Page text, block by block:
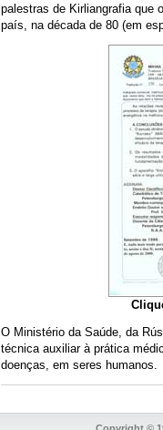
palestras de Kirliangrafia que
país, na década de 80 (em
O Ministério da Saúde, da
técnica auxiliar à prática
doenças, em seres humanos.
Copyright ©